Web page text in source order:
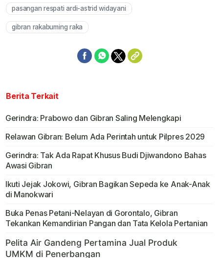
pasangan respati ardi-astrid widayani
gibran rakabuming raka
Berita Terkait
Gerindra: Prabowo dan Gibran Saling Melengkapi
Relawan Gibran: Belum Ada Perintah untuk Pilpres 2029
Gerindra: Tak Ada Rapat Khusus Budi Djiwandono Bahas
Awasi Gibran
Ikuti Jejak Jokowi, Gibran Bagikan Sepeda ke Anak-Anak
di Manokwari
Buka Penas Petani-Nelayan di Gorontalo, Gibran
Tekankan Kemandirian Pangan dan Tata Kelola Pertanian